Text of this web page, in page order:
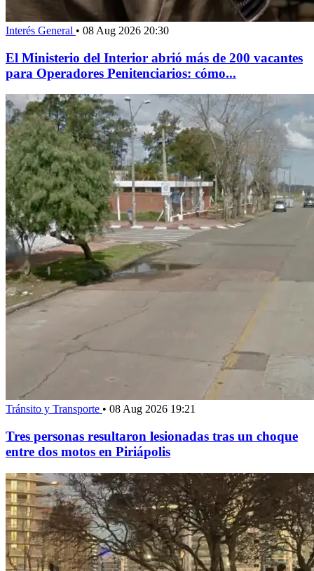
Interés General • 08 Aug 2026 20:30
El Ministerio del Interior abrió más de 200 vacantes
para Operadores Penitenciarios: cómo...
Tránsito y Transporte • 08 Aug 2026 19:21
Tres personas resultaron lesionadas tras un choque
entre dos motos en Piriápolis